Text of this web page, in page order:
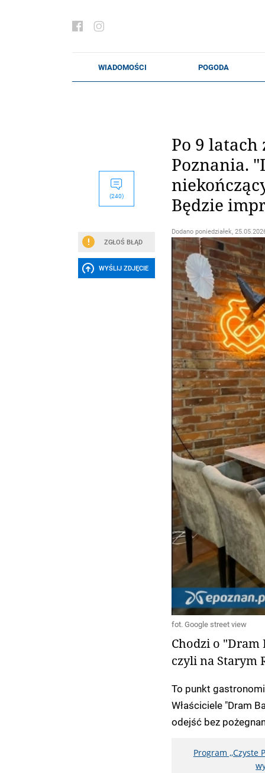
(240)
ZGŁOŚ BŁĄD
WYŚLIJ ZDJĘCIE
Po 9
Poznania.
Będzie
Dodano poniedziałek,
fot. Google street view
Chodzi o "Dram
czyli na Starym
To punkt
Właściciele "Dram
odejść bez
Program ,,Czyste